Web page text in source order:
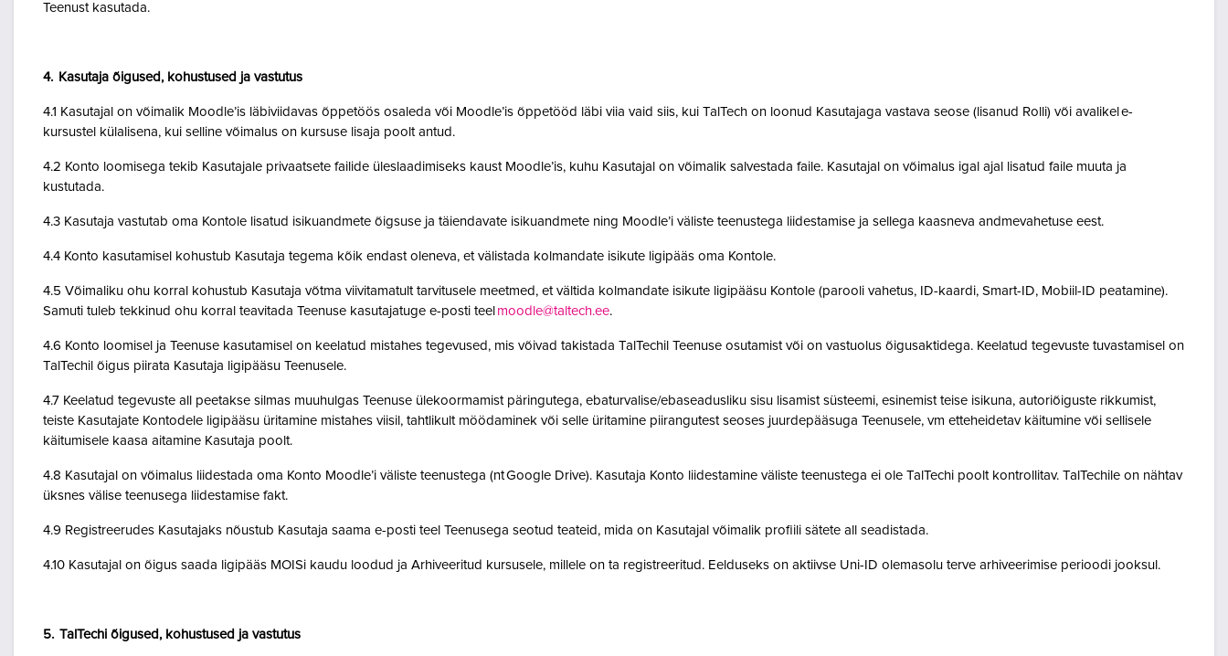
Teenust kasutada.
4. Kasutaja õigused, kohustused ja vastutus
4.1 Kasutajal on võimalik Moodle’is läbiviidavas õppetöös osaleda või Moodle’is õppetööd läbi viia vaid siis, kui TalTech on loonud Kasutajaga vastava seose (lisanud Rolli) või avalikel e-
kursustel külalisena, kui selline võimalus on kursuse lisaja poolt antud.
4.2 Konto loomisega tekib Kasutajale privaatsete failide üleslaadimiseks kaust Moodle’is, kuhu Kasutajal on võimalik salvestada faile. Kasutajal on võimalus igal ajal lisatud faile muuta ja
kustutada.
4.3 Kasutaja vastutab oma Kontole lisatud isikuandmete õigsuse ja täiendavate isikuandmete ning Moodle’i väliste teenustega liidestamise ja sellega kaasneva andmevahetuse eest.
4.4 Konto kasutamisel kohustub Kasutaja tegema kõik endast oleneva, et välistada kolmandate isikute ligipääs oma Kontole.
4.5 Võimaliku ohu korral kohustub Kasutaja võtma viivitamatult tarvitusele meetmed, et vältida kolmandate isikute ligipääsu Kontole (parooli vahetus, ID-kaardi, Smart-ID, Mobiil-ID peatamine).
Samuti tuleb tekkinud ohu korral teavitada Teenuse kasutajatuge e-posti teel moodle@taltech.ee.
4.6 Konto loomisel ja Teenuse kasutamisel on keelatud mistahes tegevused, mis võivad takistada TalTechil Teenuse osutamist või on vastuolus õigusaktidega. Keelatud tegevuste tuvastamisel on
TalTechil õigus piirata Kasutaja ligipääsu Teenusele.
4.7 Keelatud tegevuste all peetakse silmas muuhulgas Teenuse ülekoormamist päringutega, ebaturvalise/ebaseadusliku sisu lisamist süsteemi, esinemist teise isikuna, autoriõiguste rikkumist,
teiste Kasutajate Kontodele ligipääsu üritamine mistahes viisil, tahtlikult möödaminek või selle üritamine piirangutest seoses juurdepääsuga Teenusele, vm etteheidetav käitumine või sellisele
käitumisele kaasa aitamine Kasutaja poolt.
4.8 Kasutajal on võimalus liidestada oma Konto Moodle’i väliste teenustega (nt Google Drive). Kasutaja Konto liidestamine väliste teenustega ei ole TalTechi poolt kontrollitav. TalTechile on nähtav
üksnes välise teenusega liidestamise fakt.
4.9 Registreerudes Kasutajaks nõustub Kasutaja saama e-posti teel Teenusega seotud teateid, mida on Kasutajal võimalik profiili sätete all seadistada.
4.10 Kasutajal on õigus saada ligipääs MOISi kaudu loodud ja Arhiveeritud kursusele, millele on ta registreeritud. Eelduseks on aktiivse Uni-ID olemasolu terve arhiveerimise perioodi jooksul.
5. TalTechi õigused, kohustused ja vastutus